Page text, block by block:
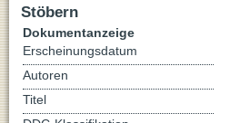
Stöbern
Dokumentanzeige
Erscheinungsdatum
Autoren
Titel